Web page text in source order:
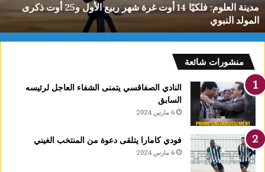
10
سنوات
ياسمين الديماسي تتوج بذهبية البطولة العربية للشطرنج تحت 10
سنوات
منشورات شائعة
النادي الصفاقسي يتمنى الشفاء العاجل لرئيسه
السابق
6 مارس 2024
فودي كامارا يتلقى دعوة من المنتخب الغيني
6 مارس 2024